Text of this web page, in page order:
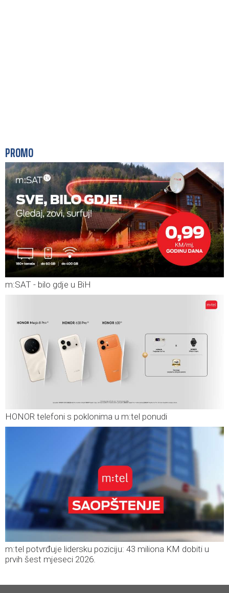
PROMO
m:SAT - bilo gdje u BiH
HONOR telefoni s poklonima u m:tel ponudi
m:tel potvrđuje lidersku poziciju: 43 miliona KM dobiti u
prvih šest mjeseci 2026.